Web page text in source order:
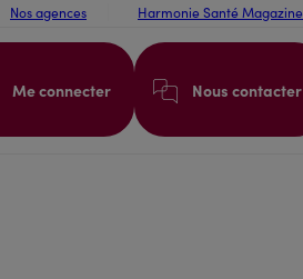
Me connecter Nous contacter
Nos agences Harmonie Santé Magazine